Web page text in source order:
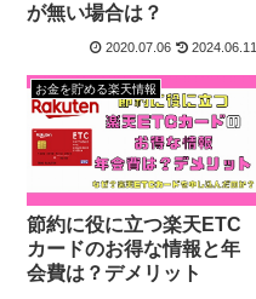
が無い場合は？
2020.07.06 2024.06.11
お金を貯める楽天情報
節約に役に立つ楽天ETC
カードのお得な情報と年
会費は？デメリット